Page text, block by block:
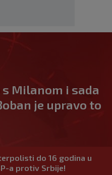
Milanom i sada
je upravo to
do 16 godina u
a protiv Srbije!